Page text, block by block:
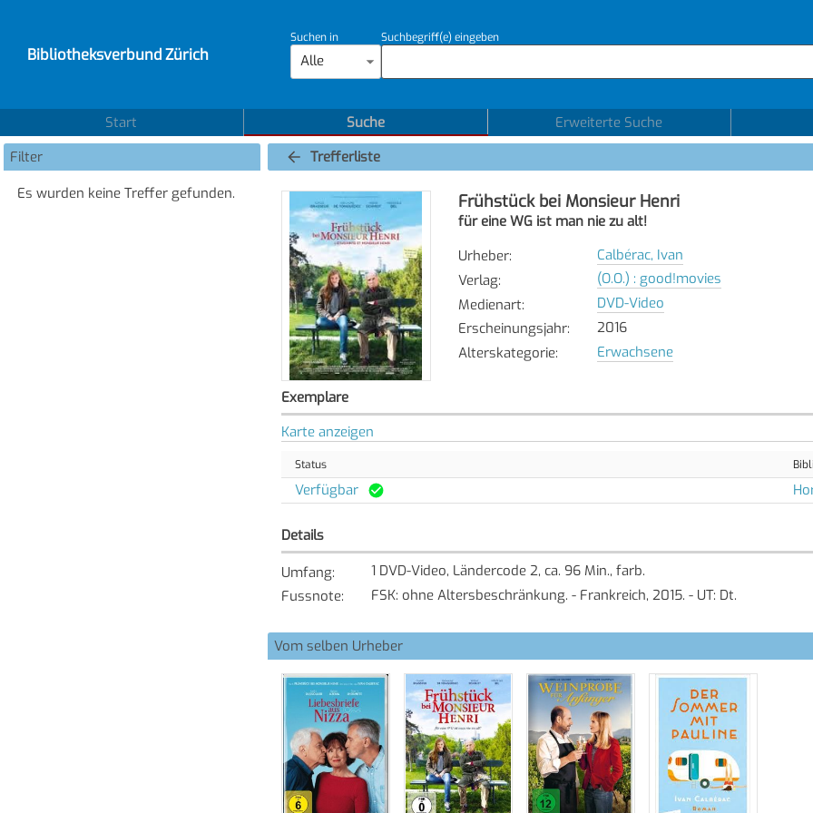
Bibliotheksverbund Zürich
Suchen in
Alle
Suchbegriff(e) eingeben
Start Suche Erweiterte Suche
Filter
Es wurden keine Treffer gefunden.
Trefferliste
Frühstück bei Monsieur Henri
für eine WG ist man nie zu alt!
Urheber:
Calbérac, Ivan
Verlag:
(O.O.) : good!movies
Medienart:
DVD-Video
Erscheinungsjahr:
2016
Alterskategorie: Erwachsene
Exemplare
Karte anzeigen
Status
Verfügbar
Details
Umfang:
1 DVD-Video, Ländercode 2, ca. 96 Min., farb.
Fussnote: FSK: ohne Altersbeschränkung. - Frankreich, 2015. - UT: Dt.
Vom selben Urheber